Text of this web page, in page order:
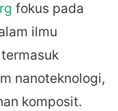
fokus pada
ilmu
nanoteknologi,
komposit.